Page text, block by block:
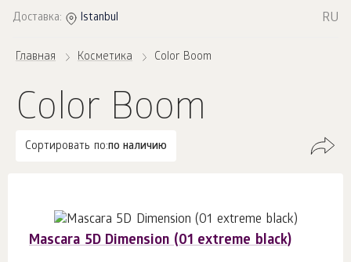
Доставка: Istanbul RU
Главная Косметика Color Boom
Color Boom
Сортировать по:по наличию
Mascara 5D Dimension (01 extreme black)